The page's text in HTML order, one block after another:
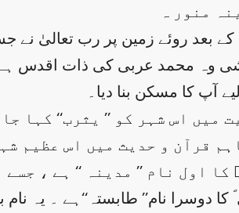
منور ہ
کے بعد روئے زمین پر رب تعالیٰ
وہ محمد عربی کی ذات اقدس ہے ۔
آپ کا مسکن بنا دیا۔
میں اس شہر کو ’’ یثرب‘‘
قرآن و حدیث میں اس عظیم
اول نام ’’ مدینہ ‘‘ ہے ،